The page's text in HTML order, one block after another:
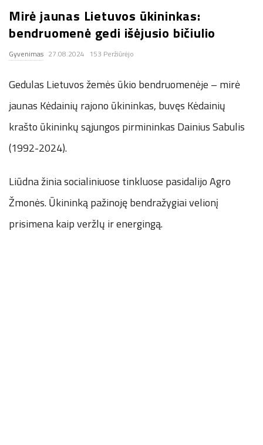
.
c
o
.
u
k
Mirė jaunas Lietuvos ūkininkas:
bendruomenė gedi išėjusio bičiulio
Gyvenimas 27.08.2024 153 Peržiūrėjo
Gedulas Lietuvos žemės ūkio bendruomenėje – mirė
jaunas Kėdainių rajono ūkininkas, buvęs Kėdainių
krašto ūkininkų sąjungos pirmininkas Dainius Sabulis
(1992-2024).
Liūdna žinia socialiniuose tinkluose pasidalijo Agro
Žmonės. Ūkininką pažinoję bendražygiai velionį
prisimena kaip veržlų ir energingą.